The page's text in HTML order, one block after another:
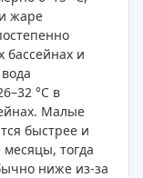
жаре
бассейнах и
°C в
Малые
быстрее и
тогда
ниже из‑за